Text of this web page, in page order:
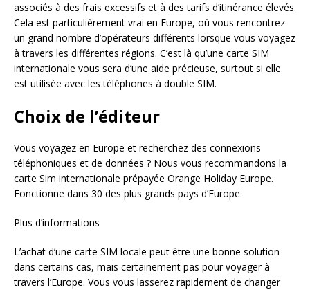
associés à des frais excessifs et à des tarifs d’itinérance élevés.
Cela est particulièrement vrai en Europe, où vous rencontrez
un grand nombre d’opérateurs différents lorsque vous voyagez
à travers les différentes régions. C’est là qu’une carte SIM
internationale vous sera d’une aide précieuse, surtout si elle
est utilisée avec les téléphones à double SIM.
Choix de l’éditeur
Vous voyagez en Europe et recherchez des connexions
téléphoniques et de données ? Nous vous recommandons la
carte Sim internationale prépayée Orange Holiday Europe.
Fonctionne dans 30 des plus grands pays d’Europe.
Plus d’informations
L’achat d’une carte SIM locale peut être une bonne solution
dans certains cas, mais certainement pas pour voyager à
travers l’Europe. Vous vous lasserez rapidement de changer